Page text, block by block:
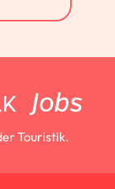
Touristik.